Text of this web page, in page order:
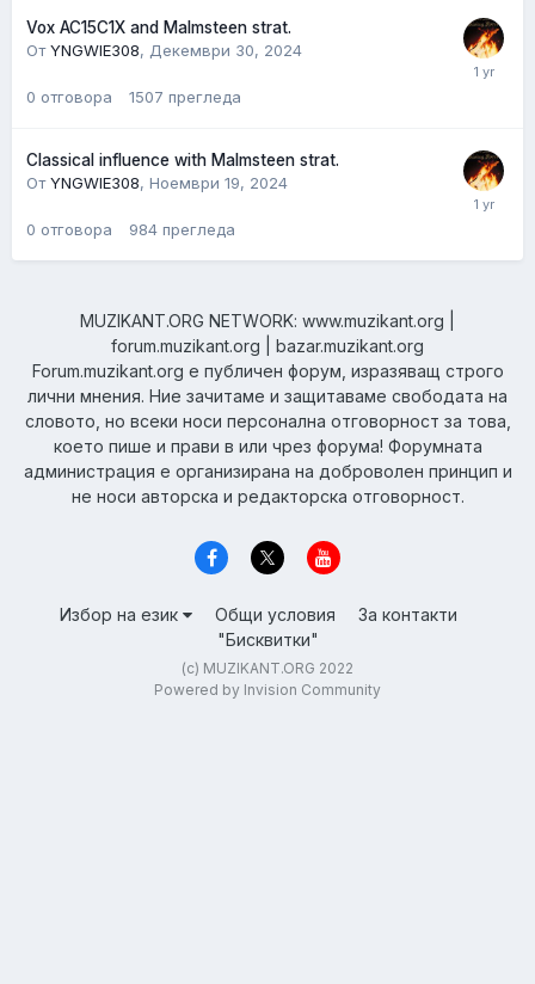
Vox AC15C1X and Malmsteen strat.
ОтYNGWIE308, Декември 30, 2024
0 отговора 1507 прегледа
Classical influence with Malmsteen strat.
ОтYNGWIE308, Ноември 19, 2024
0 отговора 984 прегледа
MUZIKANT.ORG NETWORK: www.muzikant.org |
forum.muzikant.org | bazar.muzikant.org
Forum.muzikant.org е публичен форум, изразяващ строго
лични мнения. Ние зачитаме и защитаваме свободата на
словото, но всеки носи персонална отговорност за това,
което пише и прави в или чрез форума! Форумната
администрация е организирана на доброволен принцип и
не носи авторска и редакторска отговорност.
Избор на език Общи условия
За контакти
"Бисквитки"
(c) MUZIKANT.ORG 2022
Powered by Invision Community